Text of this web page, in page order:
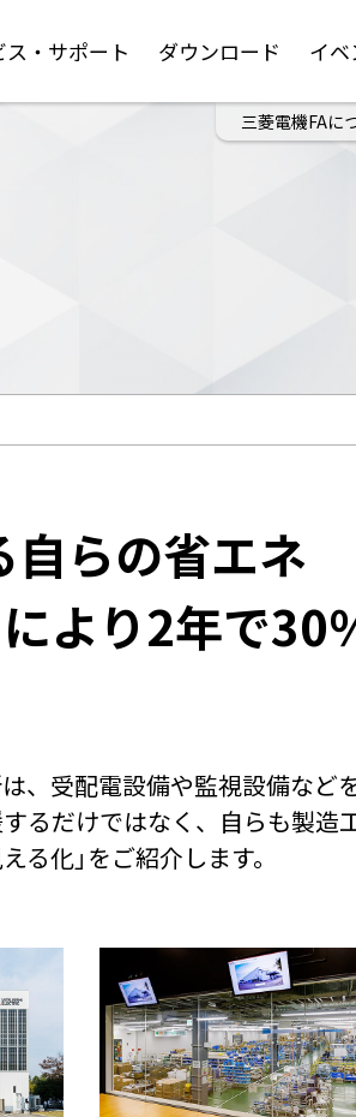
ス・サポート ダウンロード イ
三菱電機FAに
らの省エネ
により2年で
、受配電設備や監視設備など
るだけではなく、自らも製造
る化」をご紹介します。